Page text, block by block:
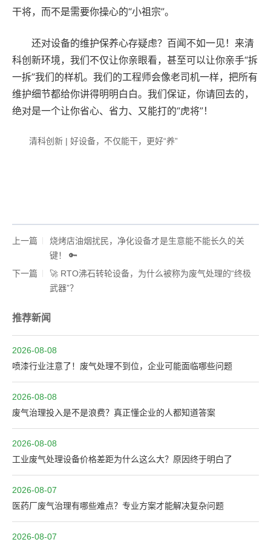
干将，而不是需要你操心的“小祖宗”。
还对设备的维护保养心存疑虑？百闻不如一见！来清
科创新环境，我们不仅让你亲眼看，甚至可以让你亲手“拆
一拆”我们的样机。我们的工程师会像老司机一样，把所有
维护细节都给你讲得明明白白。我们保证，你请回去的，
绝对是一个让你省心、省力、又能打的“虎将”！
清科创新 | 好设备，不仅能干，更好“养”
上一篇
烧烤店油烟扰民，净化设备才是生意能不能长久的关
键！ 🔑
下一篇
🚀 RTO沸石转轮设备，为什么被称为废气处理的“终极
武器”？
推荐新闻
2026-08-08
喷漆行业注意了！废气处理不到位，企业可能面临哪些问题
2026-08-08
废气治理投入是不是浪费？真正懂企业的人都知道答案
2026-08-08
工业废气处理设备价格差距为什么这么大？原因终于明白了
2026-08-07
医药厂废气治理有哪些难点？专业方案才能解决复杂问题
2026-08-07